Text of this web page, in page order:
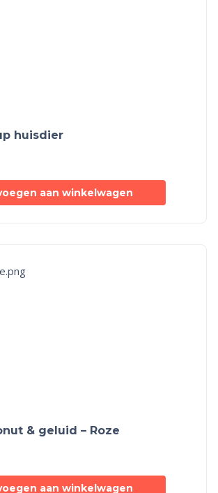
huisdier
aan winkelwagen
& geluid – Roze
aan winkelwagen